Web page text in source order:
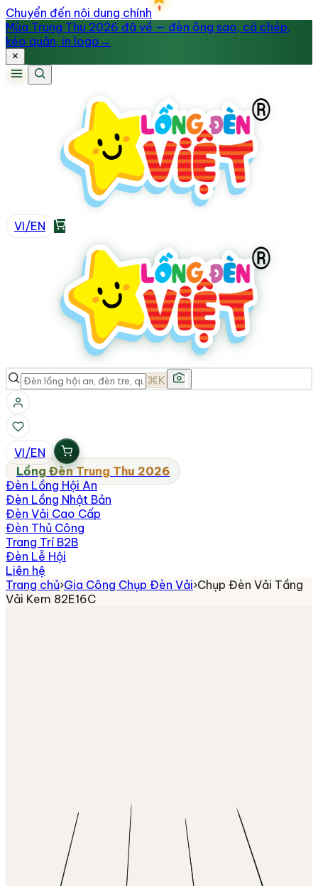
Chuyển đến nội dung chính
Mùa Trung Thu 2026 đã về — đèn ông sao, cá chép,
kéo quân, in logo →
VI/EN
⌘K
VI/EN
Lồng Đèn Trung Thu 2026
Đèn Lồng Hội An
Đèn Lồng Nhật Bản
Đèn Vải Cao Cấp
Đèn Thủ Công
Trang Trí B2B
Đèn Lễ Hội
Liên hệ
Trang chủ›Gia Công Chụp Đèn Vải›Chụp Đèn Vải Tầng
Vải Kem 82E16C